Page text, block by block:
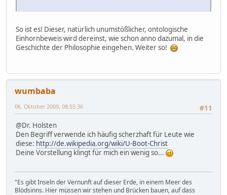
So ist es! Dieser, natürlich unumstößlicher, ontologische
Einhornbeweis wird dereinst, wie schon anno dazumal, in die
Geschichte der Philosophie eingehen. Weiter so!
wumbaba
#11
06. Oktober 2009, 08:55:36
@Dr. Holsten
Den Begriff verwende ich häufig scherzhaft für Leute wie
diese: http://de.wikipedia.org/wiki/U-Boot-Christ
Deine Vorstellung klingt für mich ein wenig so...
"Es gibt Inseln der Vernunft auf dieser Erde, in einem Meer des
Blödsinns. Hier müssen wir stehen und Brücken bauen, auf dass